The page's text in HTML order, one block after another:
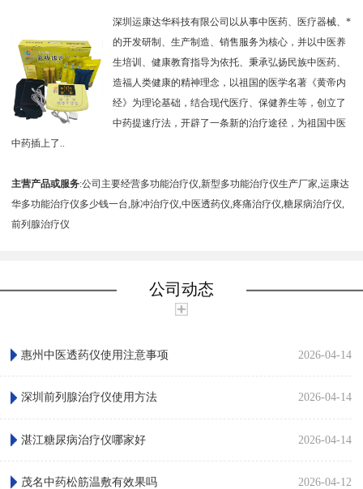
深圳运康达华科技有限公司以从事中医药、医疗器械、*
的开发研制、生产制造、销售服务为核心，并以中医养
生培训、健康教育指导为依托、秉承弘扬民族中医药、
造福人类健康的精神理念，以祖国的医学名著《黄帝内
经》为理论基础，结合现代医疗、保健养生等，创立了
中药提速疗法，开辟了一条新的治疗途径，为祖国中医
中药插上了..
主营产品或服务:公司主要经营多功能治疗仪,新型多功能治疗仪生产厂家,运康达
华多功能治疗仪多少钱一台,脉冲治疗仪,中医透药仪,疼痛治疗仪,糖尿病治疗仪,
前列腺治疗仪
公司动态
2026-04-14
惠州中医透药仪使用注意事项
2026-04-14
深圳前列腺治疗仪使用方法
2026-04-14
湛江糖尿病治疗仪哪家好
2026-04-12
茂名中药松筋温敷有效果吗